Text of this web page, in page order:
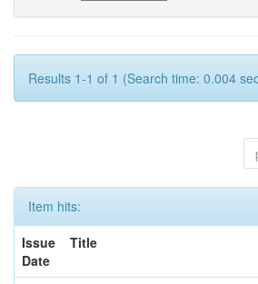
Results 1-1 of 1 (Search time: 0.004
Item hits:
Issue
Date
Title